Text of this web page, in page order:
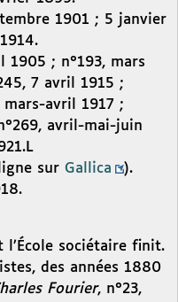
1901 ; 5 janvier
1905 ; n°193, mars
7 avril 1915 ;
mars-avril 1917 ;
avril-mai-juin
sur Gallica
).
l’École sociétaire finit.
des années 1880
Fourier, n°23,